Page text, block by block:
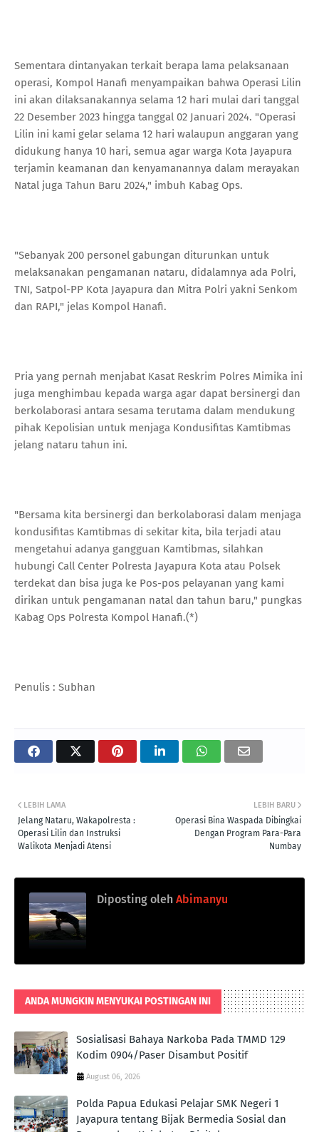
Sementara dintanyakan terkait berapa lama pelaksanaan
operasi, Kompol Hanafi menyampaikan bahwa Operasi Lilin
ini akan dilaksanakannya selama 12 hari mulai dari tanggal
22 Desember 2023 hingga tanggal 02 Januari 2024. "Operasi
Lilin ini kami gelar selama 12 hari walaupun anggaran yang
didukung hanya 10 hari, semua agar warga Kota Jayapura
terjamin keamanan dan kenyamanannya dalam merayakan
Natal juga Tahun Baru 2024," imbuh Kabag Ops.
"Sebanyak 200 personel gabungan diturunkan untuk
melaksanakan pengamanan nataru, didalamnya ada Polri,
TNI, Satpol-PP Kota Jayapura dan Mitra Polri yakni Senkom
dan RAPI," jelas Kompol Hanafi.
Pria yang pernah menjabat Kasat Reskrim Polres Mimika ini
juga menghimbau kepada warga agar dapat bersinergi dan
berkolaborasi antara sesama terutama dalam mendukung
pihak Kepolisian untuk menjaga Kondusifitas Kamtibmas
jelang nataru tahun ini.
"Bersama kita bersinergi dan berkolaborasi dalam menjaga
kondusifitas Kamtibmas di sekitar kita, bila terjadi atau
mengetahui adanya gangguan Kamtibmas, silahkan
hubungi Call Center Polresta Jayapura Kota atau Polsek
terdekat dan bisa juga ke Pos-pos pelayanan yang kami
dirikan untuk pengamanan natal dan tahun baru," pungkas
Kabag Ops Polresta Kompol Hanafi.(*)
Penulis : Subhan
LEBIH BARU
Operasi Bina Waspada Dibingkai
Dengan Program Para-Para
Numbay
LEBIH LAMA
Jelang Nataru, Wakapolresta :
Operasi Lilin dan Instruksi
Walikota Menjadi Atensi
Diposting oleh Abimanyu
ANDA MUNGKIN MENYUKAI POSTINGAN INI
Sosialisasi Bahaya Narkoba Pada TMMD 129
Kodim 0904/Paser Disambut Positif
August 06, 2026
Polda Papua Edukasi Pelajar SMK Negeri 1
Jayapura tentang Bijak Bermedia Sosial dan